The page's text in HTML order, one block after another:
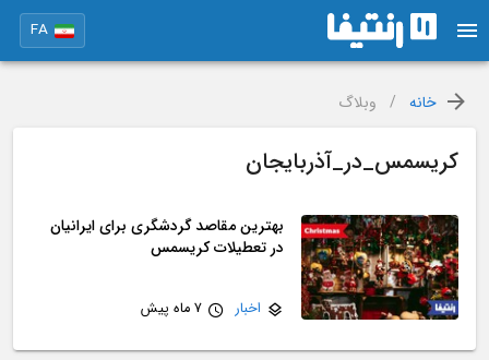
FA
خانه / وبلاگ
کریسمس_در_آذربایجان
بهترین مقاصد گردشگری برای ایرانیان
در تعطیلات کریسمس
اخبار 7 ماه پیش